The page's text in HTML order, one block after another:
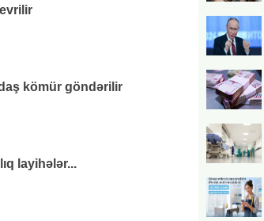
kömür göndərilir
layihələr...